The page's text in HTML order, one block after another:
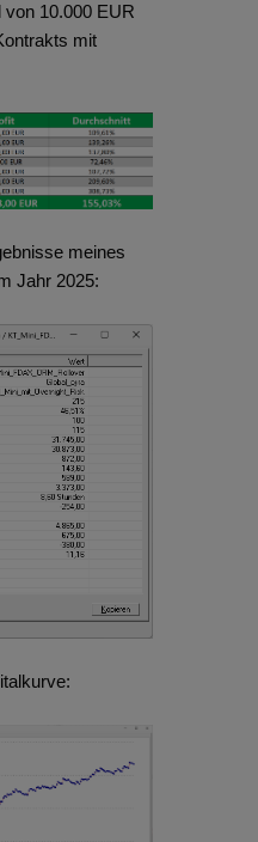
10.000 EUR
mit
meines
Jahr 2025: